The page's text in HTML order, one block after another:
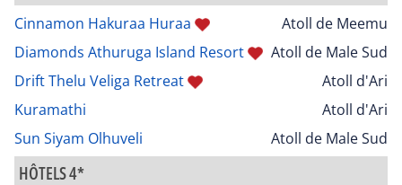
Cinnamon Hakuraa Huraa
Atoll de Meemu
Diamonds Athuruga Island Resort
Atoll de Male Sud
Drift Thelu Veliga Retreat
Atoll d'Ari
Kuramathi
Atoll d'Ari
Sun Siyam Olhuveli
Atoll de Male Sud
HÔTELS 4*